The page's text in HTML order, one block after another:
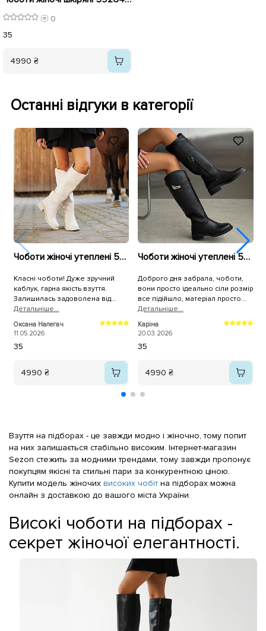
0
35
4990 ₴
Останні відгуки в категорії
Чоботи жіночі утеплені 590331 Молочні
Класні чоботи! Дуже зручний
каблук, гарна якість взуття.
Залишилась задоволена від
покупки на всі 100%. Дякую!
Детальнiше...
Оксана Налегач
11.05.2026
35
4990 ₴
Чоботи жіночі утеплені 594297 Чорні
Доброго дня забрала, чоботи,
вони просто ідеально сіли розмір
все підійшло, матеріал просто
вау, а доставка була
максимально швидкою, дуже вам
дякую 🙏🫂
Детальнiше...
Каріна
20.03.2026
35
4990 ₴
Взуття на підборах - це завжди модно і жіночно, тому попит
на них залишається стабільно високим. Інтернет-магазин
Sezon стежить за модними трендами, тому завжди пропонує
покупцям якісні та стильні пари за конкурентною ціною.
Купити модель жіночих високих чобіт на підборах можна
онлайн з доставкою до вашого міста України.
Високі чоботи на підборах -
секрет жіночої елегантності.